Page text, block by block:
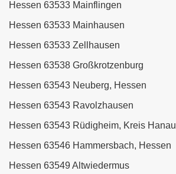
Hessen 63533 Mainflingen
Hessen 63533 Mainhausen
Hessen 63533 Zellhausen
Hessen 63538 Großkrotzenburg
Hessen 63543 Neuberg, Hessen
Hessen 63543 Ravolzhausen
Hessen 63543 Rüdigheim, Kreis Hanau
Hessen 63546 Hammersbach, Hessen
Hessen 63549 Altwiedermus